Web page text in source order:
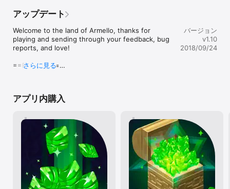
• リアルな卓上ゲームの感覚：私たちは何年にもわたり、物理ベー
スのサイコロなど、卓上ゲーム体験の長所を選び抜いて導入してき
• アニメーション・カード：アルメロには、世界中のアーティスト
によって作成された、150種類以上の美しいアニメーション・カー
ドがあります。
Lisa Gerrardがお贈りする最高のサウンドトラック。
Twitterでフォロー：@armellogame
利用規約：http://www.armello.com/termsofservice/
1) iPad Mini 4、iPad Air 2、iPad 9.7""およびiPad Pro、iPhone 6以
上に対応しています。
ますのでおススメです。
を陥れる罠カ
回るのもよし、
してもよし、名
アップデート
Welcome to the land of Armello, thanks for
playing and sending through your feedback, bug
reports, and love!
==Features==
- Localisation fixes for Chinese (Simplified &
Menu and card descriptions
- Removed the Rivals "Coming Soon" banner
If you run into any issues please use the in-game
Bug Sending tool or simply email
support@leagueofgeeks.com
さらに見る
バージョン
v1.10
2018/09/24
アプリ内購入